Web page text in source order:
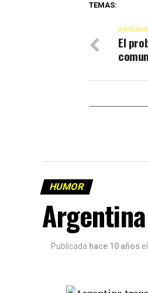
TEMAS:
El
HUMOR
Publicada hace 10 años el